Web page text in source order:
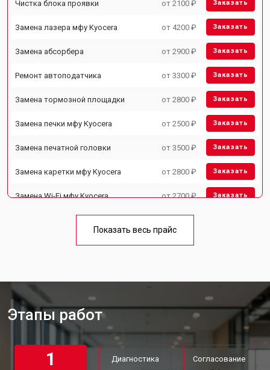
Чистка блока проявки от 2100 ₽ Заказать
Замена лазера мфу Kyocera от 4200 ₽ Заказать
Замена абсорбера от 2900 ₽ Заказать
Ремонт автоподатчика от 3300 ₽ Заказать
Замена тормозной площадки от 2800 ₽ Заказать
Замена печки мфу Kyocera от 2500 ₽ Заказать
Замена печатной головки от 3500 ₽ Заказать
Замена каретки мфу Kyocera от 2800 ₽ Заказать
Замена Wi-Fi мфу Kyocera от 2700 ₽ Заказать
Замена вала мфу Kyocera от 3500 ₽
Показать весь прайс
Этапы работ
1 Диагностика Согласование